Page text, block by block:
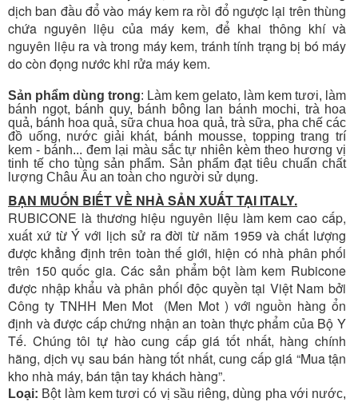
dịch ban đầu đổ vào máy kem ra rồi đổ ngược lại trên thùng
chứa nguyên liệu của máy kem, để khai thông khí và
nguyên liệu ra và trong máy kem, tránh tính trạng bị bó máy
do còn đọng nước khi rửa máy kem.
Sản phẩm dùng trong: Làm kem gelato, làm kem tươi, làm
bánh ngọt, bánh quy, bánh bông lan bánh mochi, trà hoa
quả, bánh hoa quả, sữa chua hoa quả, trà sữa, pha chế các
đồ uống, nước giải khát, bánh mousse, topping trang trí
kem - bánh... đem lại màu sắc tự nhiên kèm theo hương vị
tinh tế cho tùng sản phẩm. Sản phẩm đạt tiêu chuẩn chất
lượng Châu Âu an toàn cho người sử dụng.
BẠN MUỐN BIẾT VỀ NHÀ SẢN XUẤT TẠI ITALY.
RUBICONE là thương hiệu nguyên liệu làm kem cao cấp,
xuất xứ từ Ý với lịch sử ra đời từ năm 1959 và chất lượng
được khẳng định trên toàn thế giới, hiện có nhà phân phối
trên 150 quốc gia. Các sản phẩm bột làm kem Rubicone
được nhập khẩu và phân phối độc quyền tại Việt Nam bởi
Công ty TNHH Men Mot (Men Mot ) với nguồn hàng ổn
định và được cấp chứng nhận an toàn thực phẩm của Bộ Y
Tế. Chúng tôi tự hào cung cấp giá tốt nhất, hàng chính
hãng, dịch vụ sau bán hàng tốt nhất, cung cấp giá “Mua tận
kho nhà máy, bán tận tay khách hàng”.
Loại: Bột làm kem tươi có vị sầu riêng, dùng pha với nước,